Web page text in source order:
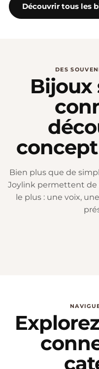
Découvrir tous les
DES
Bijoux
Bien plus que de
Joylink permettent de
le plus : une voix,